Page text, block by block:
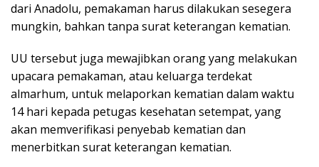
dari Anadolu, pemakaman harus dilakukan sesegera
mungkin, bahkan tanpa surat keterangan kematian.
UU tersebut juga mewajibkan orang yang melakukan
upacara pemakaman, atau keluarga terdekat
almarhum, untuk melaporkan kematian dalam waktu
14 hari kepada petugas kesehatan setempat, yang
akan memverifikasi penyebab kematian dan
menerbitkan surat keterangan kematian.